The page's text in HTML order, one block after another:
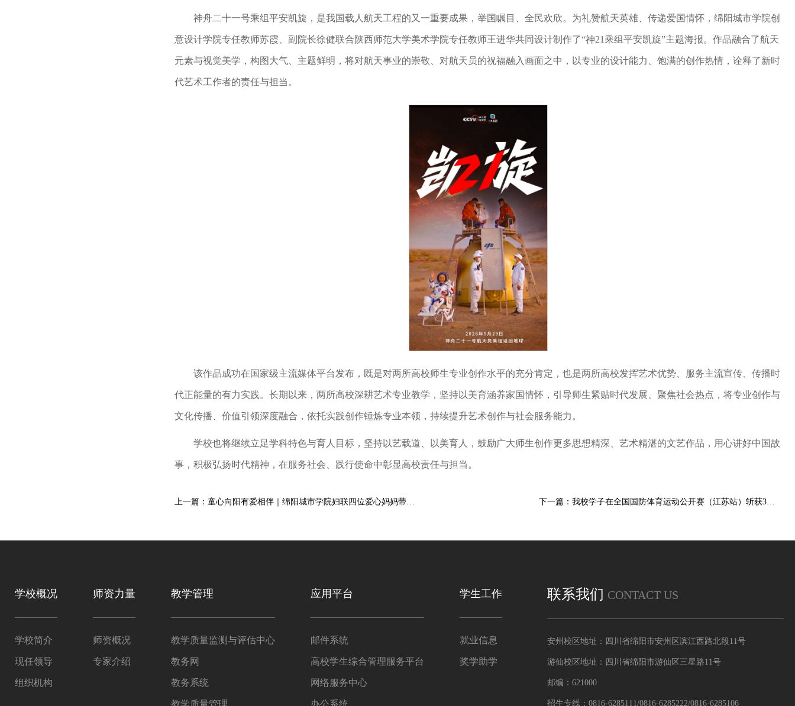
神舟二十一号乘组平安凯旋，是我国载人航天工程的又一重要成果，举国瞩目、全民欢欣。为礼赞航天英雄、传递爱国情怀，绵阳城市学院创
意设计学院专任教师苏霞、副院长徐健联合陕西师范大学美术学院专任教师王进华共同设计制作了“神21乘组平安凯旋”主题海报。作品融合了航天
元素与视觉美学，构图大气、主题鲜明，将对航天事业的崇敬、对航天员的祝福融入画面之中，以专业的设计能力、饱满的创作热情，诠释了新时
代艺术工作者的责任与担当。
该作品成功在国家级主流媒体平台发布，既是对两所高校师生专业创作水平的充分肯定，也是两所高校发挥艺术优势、服务主流宣传、传播时
代正能量的有力实践。长期以来，两所高校深耕艺术专业教学，坚持以美育涵养家国情怀，引导师生紧贴时代发展、聚焦社会热点，将专业创作与
文化传播、价值引领深度融合，依托实践创作锤炼专业本领，持续提升艺术创作与社会服务能力。
学校也将继续立足学科特色与育人目标，坚持以艺载道、以美育人，鼓励广大师生创作更多思想精深、艺术精湛的文艺作品，用心讲好中国故
事，积极弘扬时代精神，在服务社会、践行使命中彰显高校责任与担当。
下一篇：我校学子在全国国防体育运动公开赛（江苏站）斩获3金3银2铜
上一篇：童心向阳有爱相伴｜绵阳城市学院妇联四位爱心妈妈带队赴青龙村开展结对关爱活动
学校概况
学校简介
现任领导
组织机构
师资力量
师资概况
专家介绍
教学管理
教学质量监测与评估中心
教务网
教务系统
应用平台
邮件系统
高校学生综合管理服务平台
网络服务中心
学生工作
就业信息
奖学助学
联系我们 CONTACT US
安州校区地址：四川省绵阳市安州区滨江西路北段11号
游仙校区地址：四川省绵阳市游仙区三星路11号
邮编：621000
招生专线：0816-6285111/0816-6285222/0816-6285106